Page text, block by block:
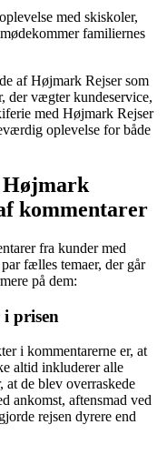
med skiskoler,
familiernes
af Højmark Rejser som
der vægter kundeservice,
med Højmark Rejser
oplevelse for både
Højmark
kommentarer
fra kunder med
fælles temaer, der går
på dem:
i prisen
i kommentarerne er, at
altid inkluderer alle
at de blev overraskede
ankomst, aftensmad ved
rejsen dyrere end